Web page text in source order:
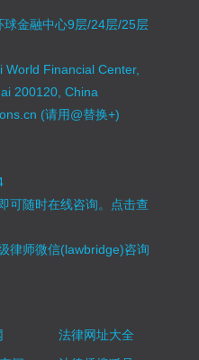
金融中心9层/24层/25层
World Financial Center,
200120, China
(请用@替换+)
可随时在线咨询。 点击查
律师微信(lawbridge)咨询
法律网址大全